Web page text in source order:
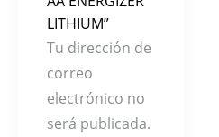
LITHIUM”
Tu dirección de
correo
electrónico no
será publicada.